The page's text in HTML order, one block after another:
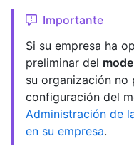
Importante
Si su empresa ha
preliminar del
su organización no
configuración del
Administración de
en su empresa.